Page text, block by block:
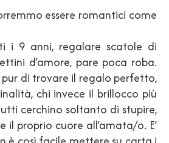
essere romantici come
i 9 anni, regalare scatole di
d’amore, pare poca roba.
di trovare il regalo perfetto,
chi invece il brillocco più
cerchino soltanto di stupire,
il proprio cuore all’amata/o. E’